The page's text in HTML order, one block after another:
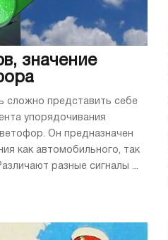
значение
сложно представить себе
упорядочивания
Он предназначен
как автомобильного, так
разные сигналы ...